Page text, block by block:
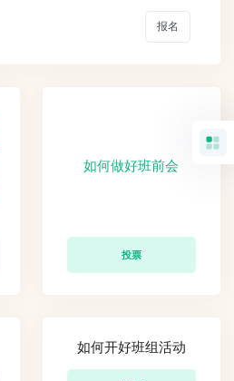
报名
如何做好班前会
投票
如何开好班组活动